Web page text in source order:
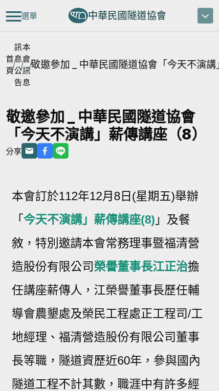
選單 中華民國隧道協會
首
頁
訊
息
公
告
本
會
訊
息
敬邀參加 _ 中華民國隧道協會「今天不演
敬邀參加 _ 中華民國隧道協會
「今天不演講」薪傳講座（8）
分享
本會訂於112年12月 8 日 (星期五)舉辦
「 今天不演講」薪傳講座(8) 」 及餐
敘，特別邀請本會常務理事暨福清營
造股份有限公司榮譽董事長江正治擔
任講座薪傳人，江榮譽董事長歷任輔
導會農墾處及榮民工程處正工程司/工
地經理、福清營造股份有限公司董事
長等職，隧道資歷近60年，參與國內
隧道工程不計其數，職涯中有許多經